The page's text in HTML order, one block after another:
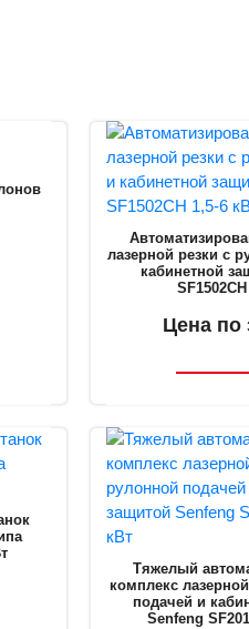
лазерной резки с
кабинетной
Цена по
Тяжелый
комплекс
подачей и
Senfeng